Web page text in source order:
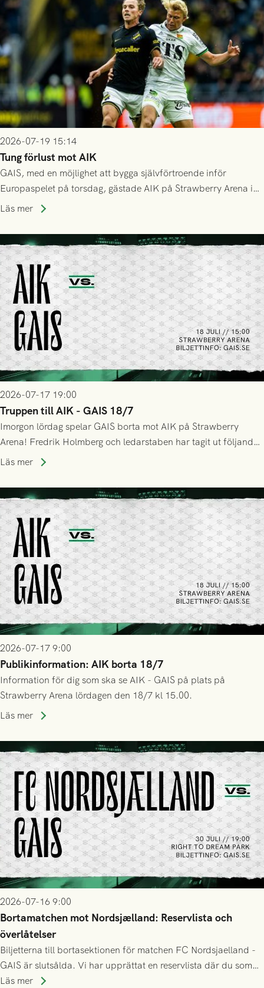
2026-07-19 15:14
Tung förlust mot AIK
GAIS, med en möjlighet att bygga självförtroende inför
Europaspelet på torsdag, gästade AIK på Strawberry Arena i
Stockholm . Men trots konstant hotande i första halvlek av
lyckades få in 2-0.
Läs mer
2026-07-17 19:00
Truppen till AIK - GAIS 18/7
Imorgon lördag spelar GAIS borta mot AIK på Strawberry
Arena! Fredrik Holmberg och ledarstaben har tagit ut följande
trupp till matchen:
Läs mer
2026-07-17 9:00
Publikinformation: AIK borta 18/7
Information för dig som ska se AIK - GAIS på plats på
Strawberry Arena lördagen den 18/7 kl 15.00.
Läs mer
2026-07-16 9:00
Bortamatchen mot Nordsjælland: Reservlista och
överlåtelser
Biljetterna till bortasektionen för matchen FC Nordsjaelland -
GAIS är slutsålda. Vi har upprättat en reservlista där du som
ännu inte har någon biljett kan anmäla ditt intresse. Du kan
Läs mer